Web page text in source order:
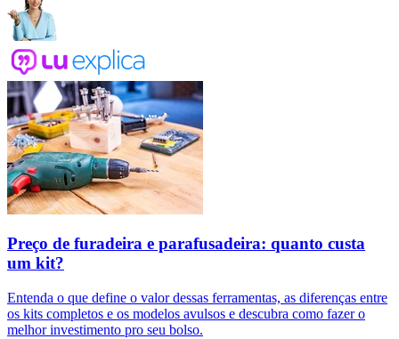
Preço de furadeira e parafusadeira: quanto custa
um kit?
Entenda o que define o valor dessas ferramentas, as diferenças entre
os kits completos e os modelos avulsos e descubra como fazer o
melhor investimento pro seu bolso.